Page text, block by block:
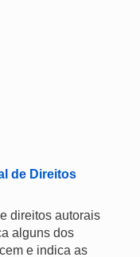
de Direitos
direitos autorais
alguns dos
e indica as